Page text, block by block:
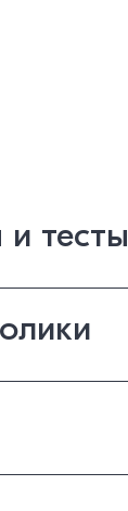
тесты